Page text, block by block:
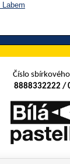
Číslo
8888332222 /